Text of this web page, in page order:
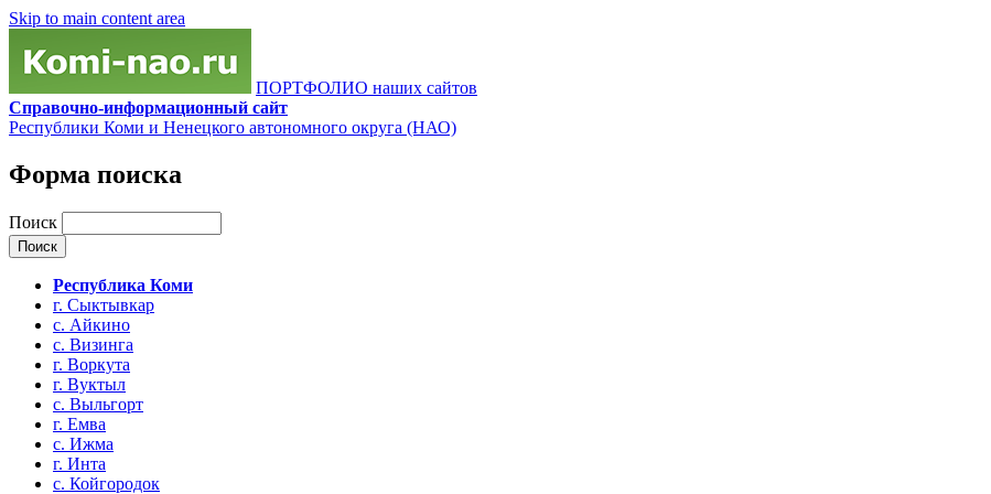
Skip to main content area
ПОРТФОЛИО наших сайтов
Справочно-информационный сайт
Республики Коми и Ненецкого автономного округа (НАО)
Форма поиска
Поиск
Республика Коми
г. Сыктывкар
с. Айкино
с. Визинга
г. Воркута
г. Вуктыл
с. Выльгорт
г. Емва
с. Ижма
г. Инта
с. Койгородок